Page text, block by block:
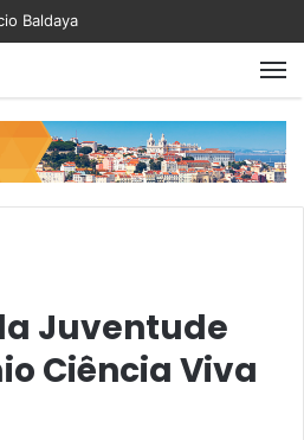
Baldaya
Juventude
Ciência Viva